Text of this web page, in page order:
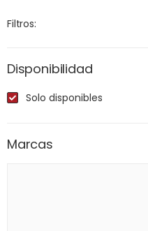
Filtros:
Disponibilidad
Solo disponibles
Marcas